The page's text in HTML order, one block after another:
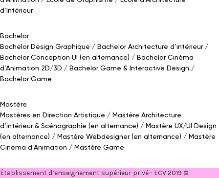
d’Intérieur
Bachelor
Bachelor Design Graphique
Bachelor Architecture d’intérieur
Bachelor Conception UI (en alternance)
Bachelor Cinéma
d’Animation 2D/3D
Bachelor Game & Interactive Design
Bachelor Game
Mastère
Mastères en Direction Artistique
Mastère Architecture
d’intérieur& Scénographie (en alternance)
Mastère UX/UI Design
(en alternance)
Mastère Webdesigner (en alternance)
Mastère
Cinéma d’Animation
Mastère Game
Établissement d’enseignement supérieur privé - ECV 2019 ©